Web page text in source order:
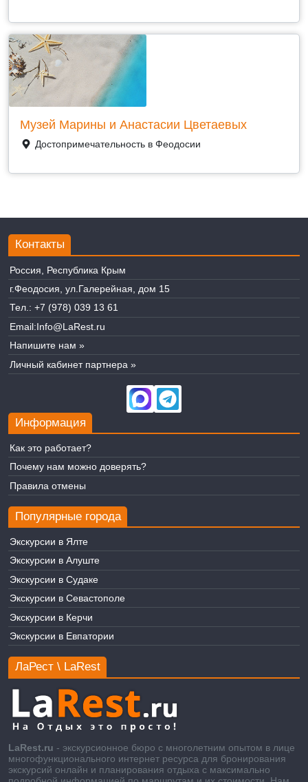
Музей Марины и Анастасии Цветаевых
Достопримечательность в Феодосии
Контакты
Россия, Республика Крым
г.Феодосия, ул.Галерейная, дом 15
Тел.: +7 (978) 039 13 61
Email:Info@LaRest.ru
Напишите нам »
Личный кабинет партнера »
Информация
Как это работает?
Почему нам можно доверять?
Правила отмены
Популярные города
Экскурсии в Ялте
Экскурсии в Алуште
Экскурсии в Судаке
Экскурсии в Севастополе
Экскурсии в Керчи
Экскурсии в Евпатории
ЛаРест \ LaRest
LaRest.ru - экскурсионное бюро с многолетним опытом в лице
многофункционального интернет ресурса для бронирования
экскурсий онлайн и планирования отдыха с максимально